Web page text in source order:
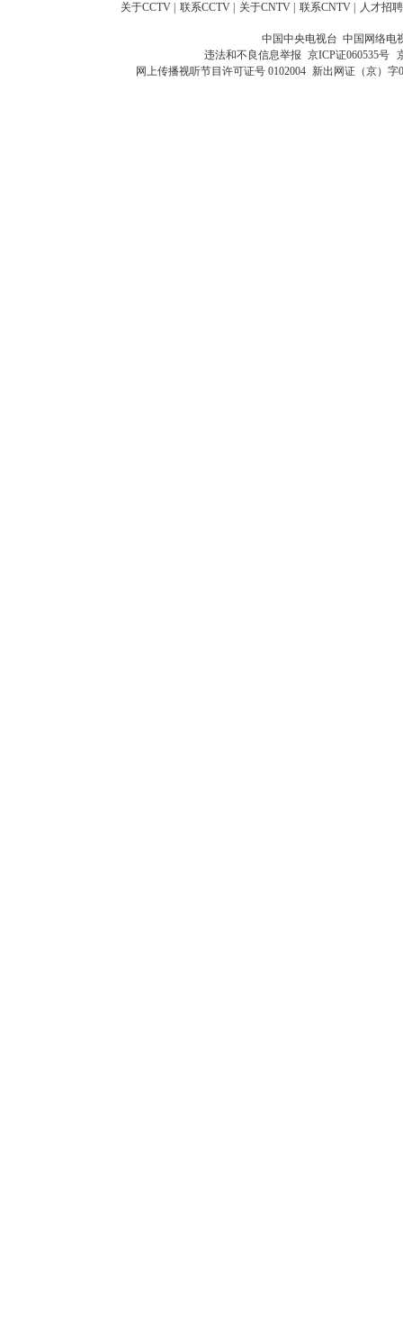
关于CCTV 联系CCTV 关于CNTV 联系CNTV 人才招聘
中国中央电视台 中国网络电
违法和不良信息举报 京ICP证060535号
网上传播视听节目许可证号 0102004 新出网证（京）